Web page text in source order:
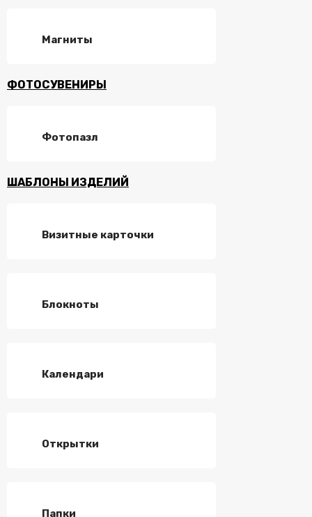
Магниты
ФОТОСУВЕНИРЫ
Фотопазл
ШАБЛОНЫ ИЗДЕЛИЙ
Визитные карточки
Блокноты
Календари
Открытки
Папки